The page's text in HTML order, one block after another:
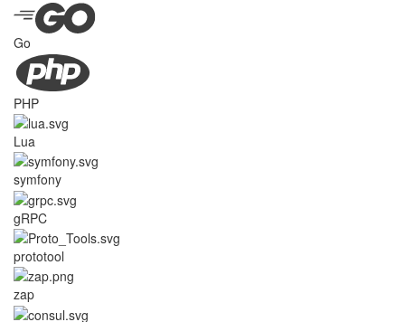
Go
PHP
Lua
symfony
gRPC
prototool
zap